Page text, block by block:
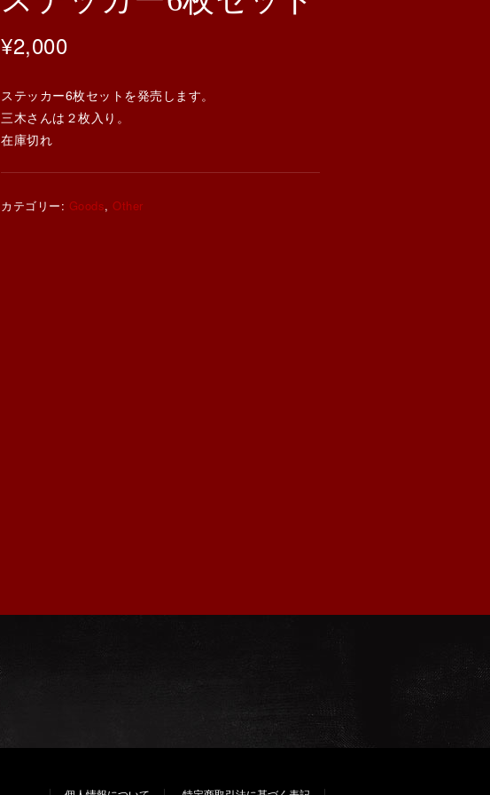
¥2,000
ステッカー6枚セットを発売します。
三木さんは２枚入り。
在庫切れ
カテゴリー: Goods, Other